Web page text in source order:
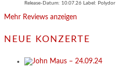
Release-Datum: 10.07.26 Label: Polydor
Mehr Reviews anzeigen
NEUE KONZERTE